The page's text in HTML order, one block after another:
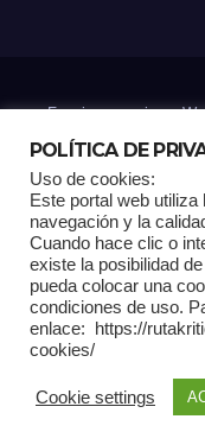
Funciona gracias a
Home Análisis Carrito
Multimedia
POLÍTICA DE
Uso de cookies:
Este portal web
navegación y la
Cuando hace clic o
existe la posibilidad
pueda colocar una
condiciones de uso.
enlace: https://
cookies/
Cookie settings